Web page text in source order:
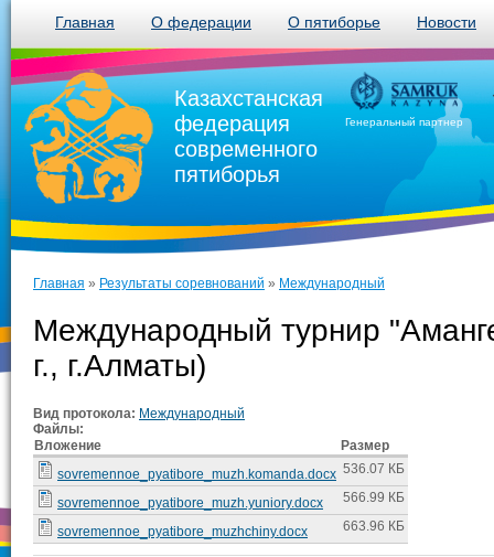
Главная О федерации О пятиборье Новости
Казахстанская
федерация
современного
пятиборья
Генеральный партнер
Главная » Результаты соревнований » Международный
Международный турнир
г., г.Алматы)
Вид протокола: Международный
Файлы:
Вложение
Размер
sovremennoe_pyatibore_muzh.komanda.docx 536.07 КБ
sovremennoe_pyatibore_muzh.yuniory.docx 566.99 КБ
sovremennoe_pyatibore_muzhchiny.docx 663.96 КБ